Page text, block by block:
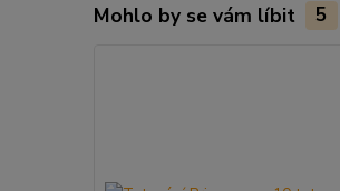
Mohlo by se vám líbit 5